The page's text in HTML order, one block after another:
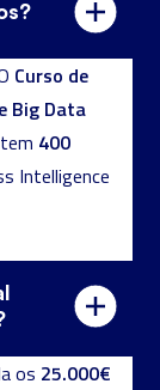
Curso de
Big Data
tem 400
Intelligence
os 25.000€